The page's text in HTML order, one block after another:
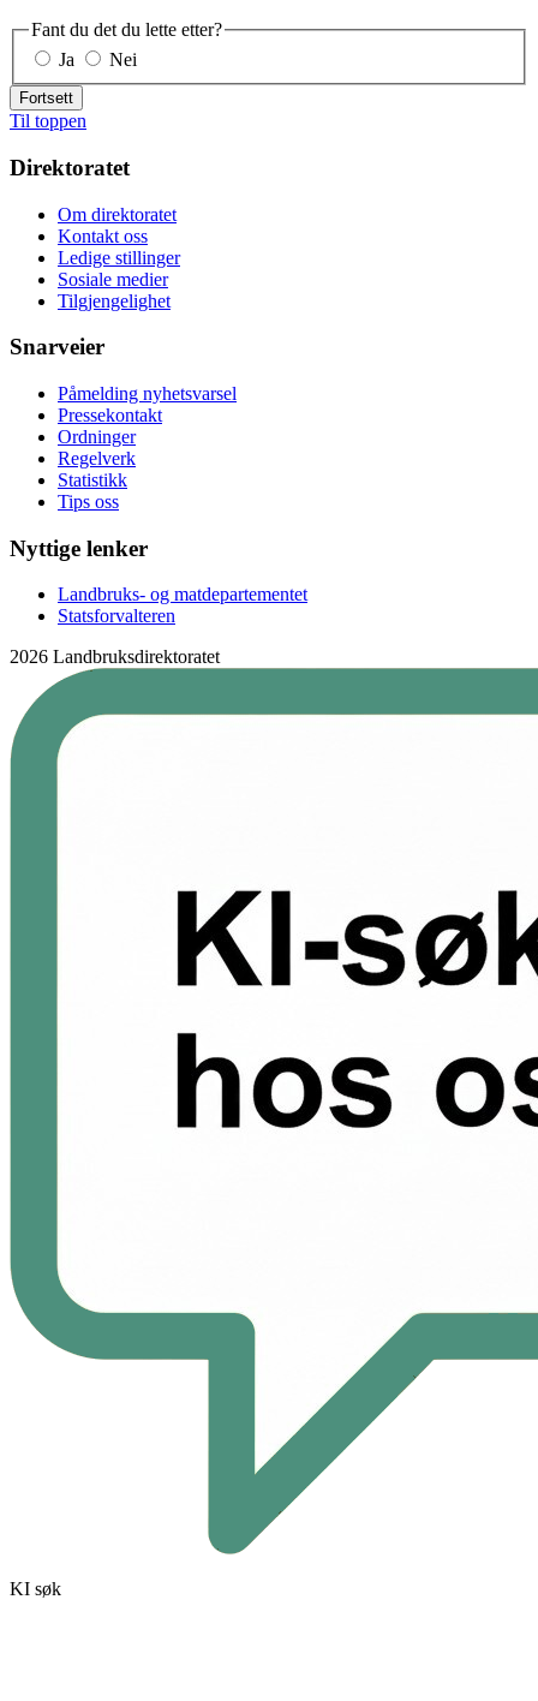
Fant du det du lette etter?
Ja
Nei
Fortsett
Til toppen
Direktoratet
Om direktoratet
Kontakt oss
Ledige stillinger
Sosiale medier
Tilgjengelighet
Snarveier
Påmelding nyhetsvarsel
Pressekontakt
Ordninger
Regelverk
Statistikk
Tips oss
Nyttige lenker
Landbruks- og matdepartementet
Statsforvalteren
2026 Landbruksdirektoratet
KI søk